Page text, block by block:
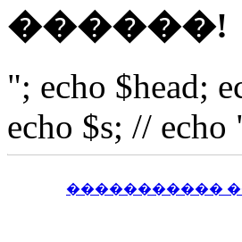
������!
"; echo $head;
echo $s; // echo
�����������